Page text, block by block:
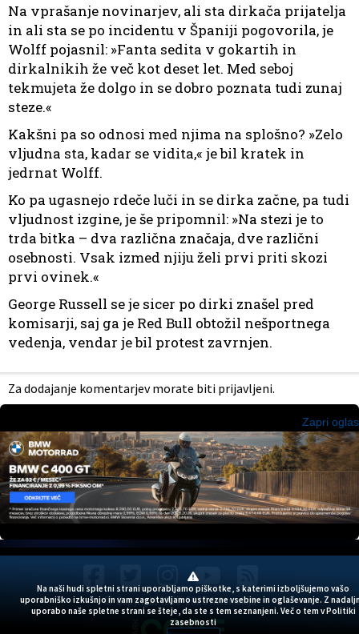
Na naši hudi spletni strani uporabljamo piškotke, s katerimi izboljšujemo vašo
uporabniško izkušnjo in vam zagotavljamo ustrezne vsebine in oglaševanje. Z
uporabo naše spletne strani se šteje, da ste s tem seznanjeni. Več o tem vPolitiki
zasebnosti
Na vprašanje novinarjev, ali sta dirkača prijatelja
in ali sta se po incidentu v Španiji pogovorila, je
Wolff pojasnil: »Fanta sedita v gokartih in
dirkalnikih že več kot deset let. Med seboj
tekmujeta že dolgo in se dobro poznata tudi zunaj
steze.«
Kakšni pa so odnosi med njima na splošno? »Zelo
vljudna sta, kadar se vidita,« je bil kratek in
jedrnat Wolff.
Ko pa ugasnejo rdeče luči in se dirka začne, pa tudi
vljudnost izgine, je še pripomnil: »Na stezi je to
trda bitka – dva različna značaja, dve različni
osebnosti. Vsak izmed njiju želi prvi priti skozi
prvi ovinek.«
George Russell se je sicer po dirki znašel pred
komisarji, saj ga je Red Bull obtožil nešportnega
vedenja, vendar je bil protest zavrnjen.
Za dodajanje komentarjev morate biti prijavljeni.
Zapri oglas
© Copyright 1999-2026 Avtomanija